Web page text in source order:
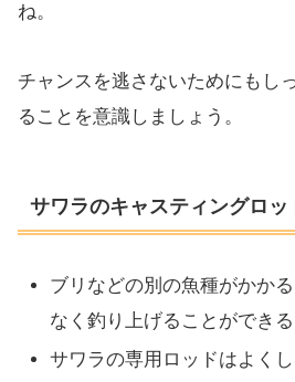
ね。
チャンスを逃さないためにもし
ることを意識しましょう。
サワラのキャスティングロッ
ブリなどの別の魚種がかか
なく釣り上げることができる
サワラの専用ロッドはよく